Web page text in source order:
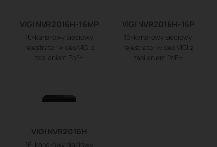
VIGI NVR2016H-16MP
16-kanałowy sieciowy
rejestrator wideo VIGI z
zasilaniem PoE+
VIGI NVR2016H-16P
16-kanałowy sieciowy
rejestrator wideo VIGI z
zasilaniem PoE+
VIGI NVR2016H
16-kanałowy sieciowy